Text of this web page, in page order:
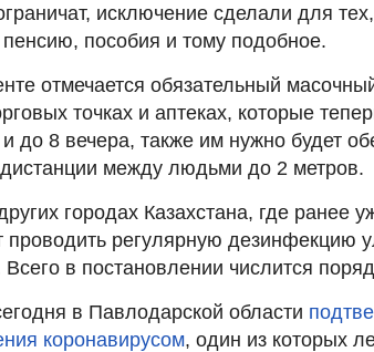
исключение сделали для
пенсию, пособия и тому подобное.
отмечается обязательный
точках и аптеках, которые
и до 8 вечера, также им нужно будет
дистанции между людьми до 2 метров.
городах Казахстана, где ранее
проводить регулярную дезинфекцию
в постановлении числится
в Павлодарской области
коронавирусом, один из которых